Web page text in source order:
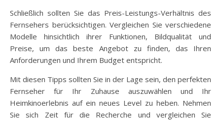
Schließlich sollten Sie das Preis-Leistungs-Verhältnis des
Fernsehers berücksichtigen. Vergleichen Sie verschiedene
Modelle hinsichtlich ihrer Funktionen, Bildqualität und
Preise, um das beste Angebot zu finden, das Ihren
Anforderungen und Ihrem Budget entspricht.
Mit diesen Tipps sollten Sie in der Lage sein, den perfekten
Fernseher für Ihr Zuhause auszuwählen und Ihr
Heimkinoerlebnis auf ein neues Level zu heben. Nehmen
Sie sich Zeit für die Recherche und vergleichen Sie